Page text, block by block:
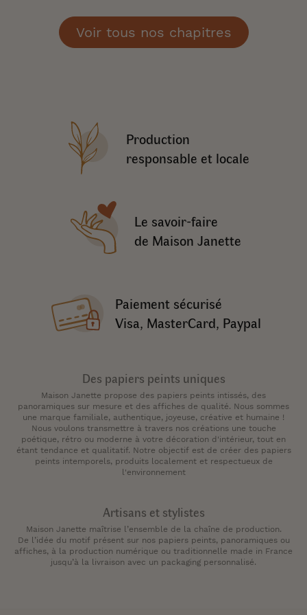
Voir tous nos chapitres
Production
responsable et locale
Le savoir-faire
de Maison Janette
Paiement sécurisé
Visa, MasterCard, Paypal
Des papiers peints uniques
Maison Janette propose des papiers peints intissés, des
panoramiques sur mesure et des affiches de qualité. Nous sommes
une marque familiale, authentique, joyeuse, créative et humaine !
Nous voulons transmettre à travers nos créations une touche
poétique, rétro ou moderne à votre décoration d'intérieur, tout en
étant tendance et qualitatif. Notre objectif est de créer des papiers
peints intemporels, produits localement et respectueux de
l'environnement
Artisans et stylistes
Maison Janette maîtrise l’ensemble de la chaîne de production.
De l’idée du motif présent sur nos papiers peints, panoramiques ou
affiches, à la production numérique ou traditionnelle made in France
jusqu’à la livraison avec un packaging personnalisé.